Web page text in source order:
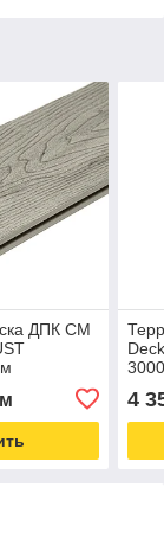
ДПК CM
4